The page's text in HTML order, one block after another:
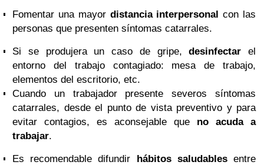
Fomentar una mayor distancia interpersonal con las
personas que presenten síntomas catarrales.
Si se produjera un caso de gripe,desinfectar el
entorno del trabajo contagiado: mesa de trabajo,
elementos del escritorio, etc.
Cuando un trabajador presente severos síntomas
catarrales, desde el punto de vista preventivo y para
evitar contagios, es aconsejable que no acuda a
trabajar.
Es recomendable difundir hábitos saludablesentre